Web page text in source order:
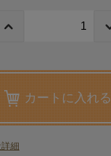
カートに入れる
細